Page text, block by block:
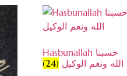
Hasbunallah حسبنا
الله ونعم الوكيل (24)